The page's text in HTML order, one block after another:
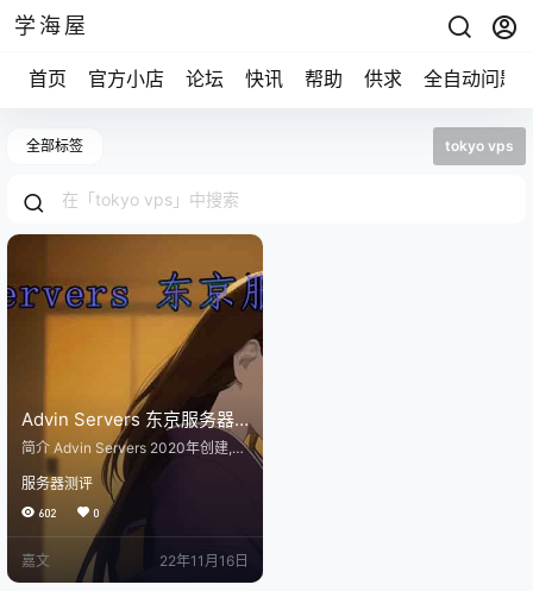
学海屋
首页 官方小店 论坛 快讯 帮助 供求 全自动问题
全部标签 tokyo vps
Advin Servers 东京服务器
测评 2022年11月更新
简介 Advin Servers 2020年创建,
美国商家, 目前主营美国、英国、日
本、荷兰的KVM VPS, 以及独立服
务器、托管服务, VPS带DDoS防护.
支持支付宝(Stripe)、加密数字货
币、PayPal付款. 官网: https://clien
ts.advinservers.com 本次测评的是
Advin Servers 日本东京vps Stand
服务器测评
602 0
嘉文 22年11月16日